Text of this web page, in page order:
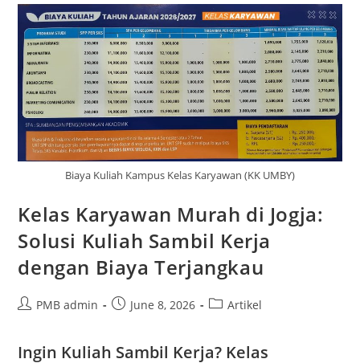
Ke
Fakultas
Agroindustri
Universitas
Mercu
Buana
Yogyakarta
Biaya Kuliah Kampus Kelas Karyawan (KK UMBY)
Kelas Karyawan Murah di Jogja:
Solusi Kuliah Sambil Kerja
dengan Biaya Terjangkau
PostPMB admin
PostJune 8, 2026
PostArtikel
Ingin Kuliah Sambil Kerja? Kelas